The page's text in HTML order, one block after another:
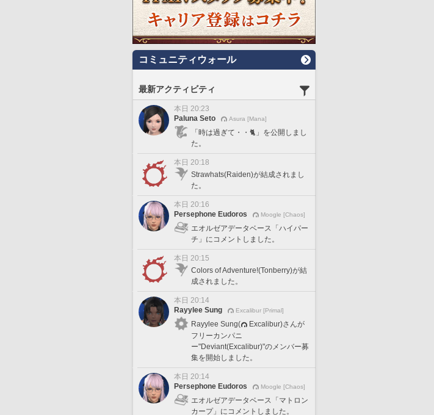
コミュニティウォール
最新アクティビティ
本日 20:23
Paluna Seto
Asura [Mana]
「時は過ぎて・・🐈」を公開しまし
た。
本日 20:18
Strawhats(Raiden)が結成されまし
た。
本日 20:16
Persephone Eudoros
Moogle [Chaos]
エオルゼアデータベース「ハイパー
チ」にコメントしました。
本日 20:15
Colors of Adventure!(Tonberry)が結
成されました。
本日 20:14
Rayylee Sung
Excalibur [Primal]
Rayylee Sung(
Excalibur)さんが
フリーカンパニ
ー"Deviant(Excalibur)"のメンバー募
集を開始しました。
本日 20:14
Persephone Eudoros
Moogle [Chaos]
エオルゼアデータベース「マトロン
カープ」にコメントしました。